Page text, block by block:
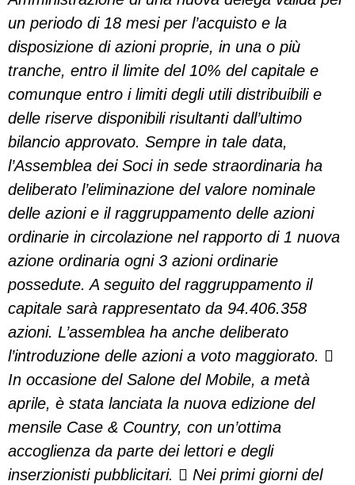
un periodo di 18 mesi per l’acquisto e la
disposizione di azioni proprie, in una o più
tranche, entro il limite del 10% del capitale e
comunque entro i limiti degli utili distribuibili e
delle riserve disponibili risultanti dall’ultimo
bilancio approvato. Sempre in tale data,
l’Assemblea dei Soci in sede straordinaria ha
deliberato l’eliminazione del valore nominale
delle azioni e il raggruppamento delle azioni
ordinarie in circolazione nel rapporto di 1 nuova
azione ordinaria ogni 3 azioni ordinarie
possedute. A seguito del raggruppamento il
capitale sarà rappresentato da 94.406.358
azioni. L’assemblea ha anche deliberato
l’introduzione delle azioni a voto maggiorato. 
In occasione del Salone del Mobile, a metà
aprile, è stata lanciata la nuova edizione del
mensile Case & Country, con un’ottima
accoglienza da parte dei lettori e degli
inserzionisti pubblicitari.  Nei primi giorni del